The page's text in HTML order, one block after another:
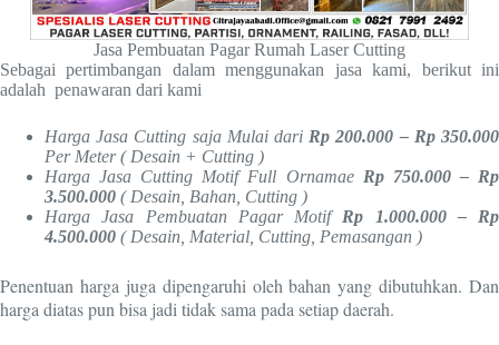
Jasa Pembuatan Pagar Rumah Laser Cutting
Sebagai pertimbangan dalam menggunakan jasa kami, berikut ini
adalah penawaran dari kami
Harga Jasa Cutting saja Mulai dari Rp 200.000 – Rp 350.000
Per Meter ( Desain + Cutting )
Harga Jasa Cutting Motif Full Ornamae Rp 750.000 – Rp
3.500.000 ( Desain, Bahan, Cutting )
Harga Jasa Pembuatan Pagar Motif Rp 1.000.000 – Rp
4.500.000 ( Desain, Material, Cutting, Pemasangan )
Penentuan harga juga dipengaruhi oleh bahan yang dibutuhkan. Dan
harga diatas pun bisa jadi tidak sama pada setiap daerah.